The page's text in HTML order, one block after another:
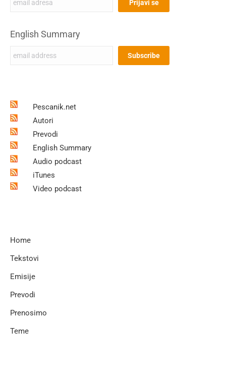
English Summary
Pescanik.net
Autori
Prevodi
English Summary
Audio podcast
iTunes
Video podcast
Home
Tekstovi
Emisije
Prevodi
Prenosimo
Teme